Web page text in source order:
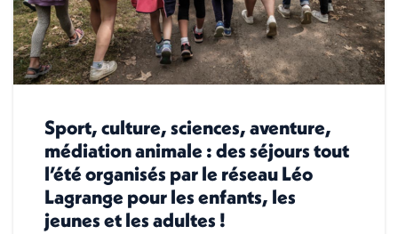
Sport, culture, sciences, aventure,
médiation animale : des séjours tout
l’été organisés par le réseau Léo
Lagrange pour les enfants, les
jeunes et les adultes !